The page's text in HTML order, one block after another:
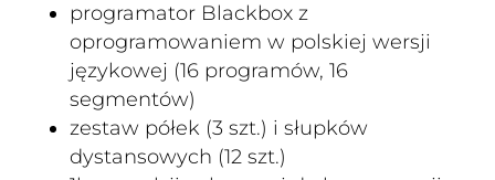
programator Blackbox z
oprogramowaniem w polskiej wersji
językowej (16 programów, 16
segmentów)
zestaw półek (3 szt.) i słupków
dystansowych (12 szt.)